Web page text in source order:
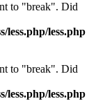
to "break". Did
less.php/less.php
to "break". Did
less.php/less.php